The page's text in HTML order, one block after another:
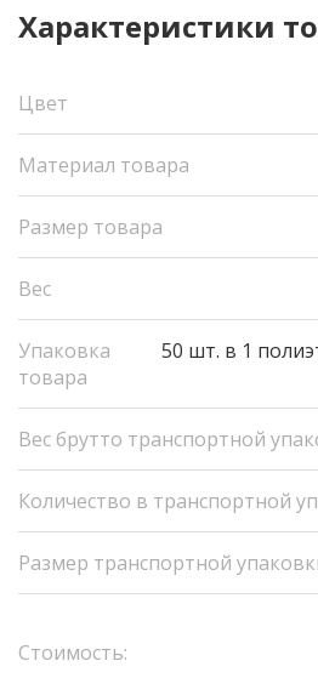
Характеристики
Цвет
Материал товара
Размер товара
Вес
Упаковка
товара
50 шт. в 1
Вес брутто транспортной
Количество в транспортной
Размер транспортной
Стоимость: